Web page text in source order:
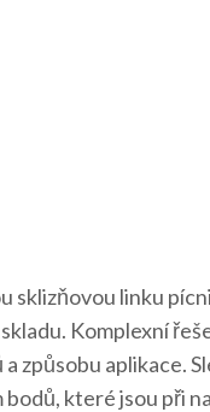
sklizňovou linku
Komplexní
způsobu aplikace.
které jsou při